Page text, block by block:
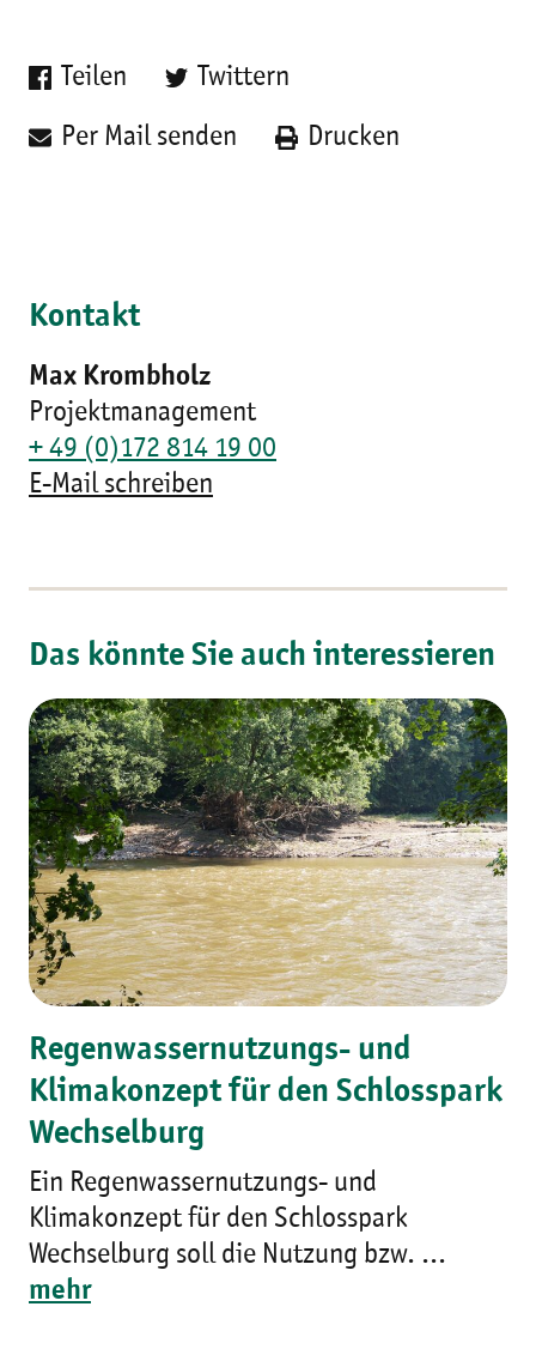
Teilen Twittern
Per Mail senden Drucken
Kontakt
Max Krombholz
Projektmanagement
+ 49 (0)172 814 19 00
E-Mail schreiben
Das könnte Sie auch interessieren
Regenwassernutzungs- und
Klimakonzept für den Schlosspark
Wechselburg
Ein Regenwassernutzungs- und
Klimakonzept für den Schlosspark
Wechselburg soll die Nutzung bzw. ...
mehr